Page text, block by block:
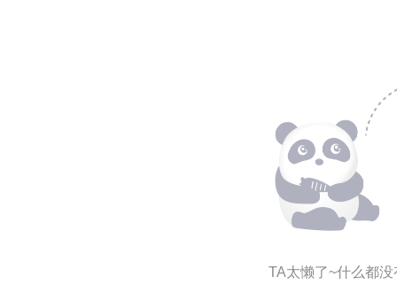
TA太懒了~什么都没